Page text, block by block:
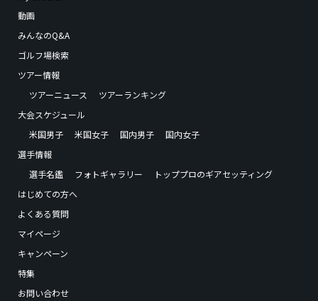
動画
みんなのQ&A
ゴルフ場検索
ツアー情報
ツアーニュース
ツアーランキング
大会スケジュール
米国男子
米国女子 国内男子
国内女子
選手情報
選手名鑑
フォトギャラリー
トッププロのギアセッティング
はじめての方へ
よくある質問
マイページ
キャンペーン
特集
お問い合わせ